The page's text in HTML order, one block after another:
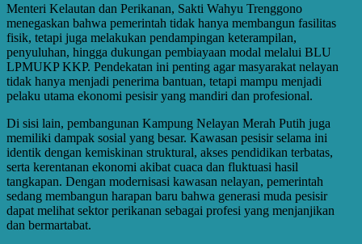
Menteri Kelautan dan Perikanan, Sakti Wahyu Trenggono
menegaskan bahwa pemerintah tidak hanya membangun fasilitas
fisik, tetapi juga melakukan pendampingan keterampilan,
penyuluhan, hingga dukungan pembiayaan modal melalui BLU
LPMUKP KKP. Pendekatan ini penting agar masyarakat nelayan
tidak hanya menjadi penerima bantuan, tetapi mampu menjadi
pelaku utama ekonomi pesisir yang mandiri dan profesional.
Di sisi lain, pembangunan Kampung Nelayan Merah Putih juga
memiliki dampak sosial yang besar. Kawasan pesisir selama ini
identik dengan kemiskinan struktural, akses pendidikan terbatas,
serta kerentanan ekonomi akibat cuaca dan fluktuasi hasil
tangkapan. Dengan modernisasi kawasan nelayan, pemerintah
sedang membangun harapan baru bahwa generasi muda pesisir
dapat melihat sektor perikanan sebagai profesi yang menjanjikan
dan bermartabat.